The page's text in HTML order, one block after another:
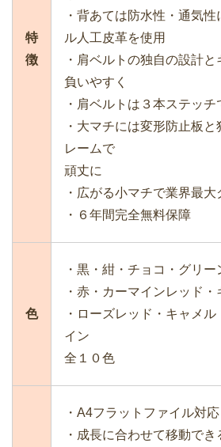
特
徴
・背あては防水性・通気
ル人工皮革を使用
・肩ベルトの独自の設計
負いやすく
・肩ベルトは３本ステッチ
・大マチには変形防止板
レームで
頑丈に
・広がる小マチで業界最
・６年間完全無料保障
色
・黒・紺・チョコ・グリー
・赤・カーマインレッド・
・ローズレッド・キャメ
イン
全１０色
・A4フラットファイル対応
・成長に合わせて移動で